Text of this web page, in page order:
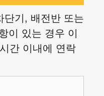
단기, 배전반 또는
이 있는 경우 이
간 이내에 연락